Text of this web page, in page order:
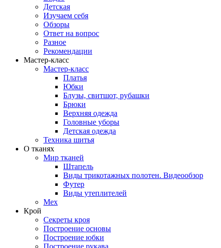
Детская
Изучаем себя
Обзоры
Ответ на вопрос
Разное
Рекомендации
Мастер-класс
Мастер-класс
Платья
Юбки
Блузы, свитшот, рубашки
Брюки
Верхняя одежда
Головные уборы
Детская одежда
Техника шитья
О тканях
Мир тканей
Штапель
Виды трикотажных полотен. Видеообзор
Футер
Виды утеплителей
Мех
Крой
Секреты кроя
Построение основы
Построение юбки